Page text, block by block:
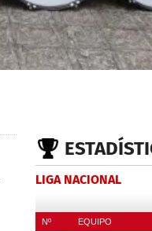
LIGA NACIONAL